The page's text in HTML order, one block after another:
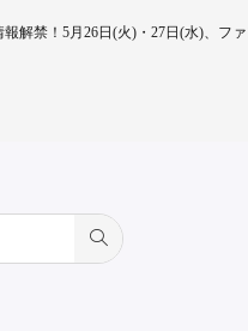
解禁！5月26日(火)・27日(水)、フ